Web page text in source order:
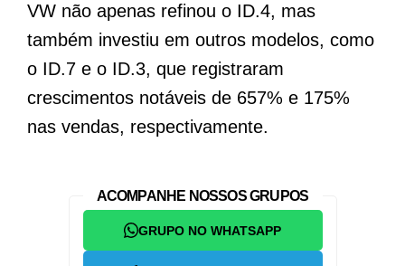
VW não apenas refinou o ID.4, mas
também investiu em outros modelos, como
o ID.7 e o ID.3, que registraram
crescimentos notáveis de 657% e 175%
nas vendas, respectivamente.
ACOMPANHE NOSSOS GRUPOS
GRUPO NO WHATSAPP